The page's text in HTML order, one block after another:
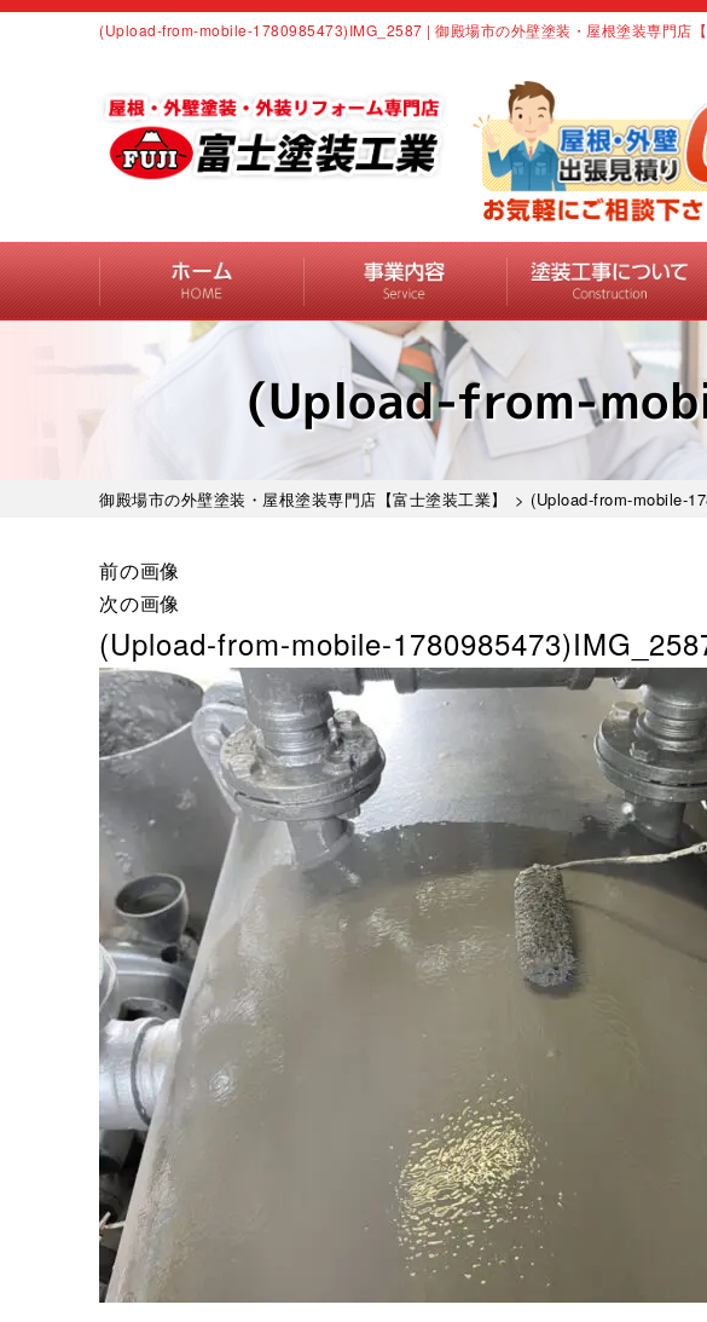
(Upload-from-mobile-1780985473)IMG_2587 | 御殿場市の外壁塗装・屋根塗装専門店【
(Upload-from-
御殿場市の外壁塗装・屋根塗装専門店【富士塗装工業】 > (Upload-from-mobile-
前の画像
次の画像
(Upload-from-mobile-